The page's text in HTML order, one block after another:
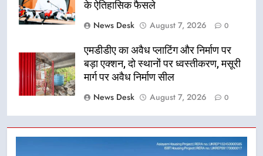
के ऐतिहासिक फैसले
News Desk
August 7, 2026 0
एमडीडीए का अवैध प्लाटिंग और निर्माण पर
बड़ा एक्शन, दो स्थानों पर ध्वस्तीकरण, मसूरी
मार्ग पर अवैध निर्माण सील
News Desk
August 7, 2026 0